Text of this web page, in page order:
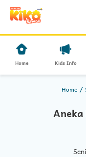
Home Kids Info
Home